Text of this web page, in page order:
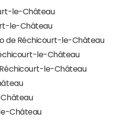
le-Château
le-Château
de Réchicourt-le-Château
le-Château
le-Château
Château